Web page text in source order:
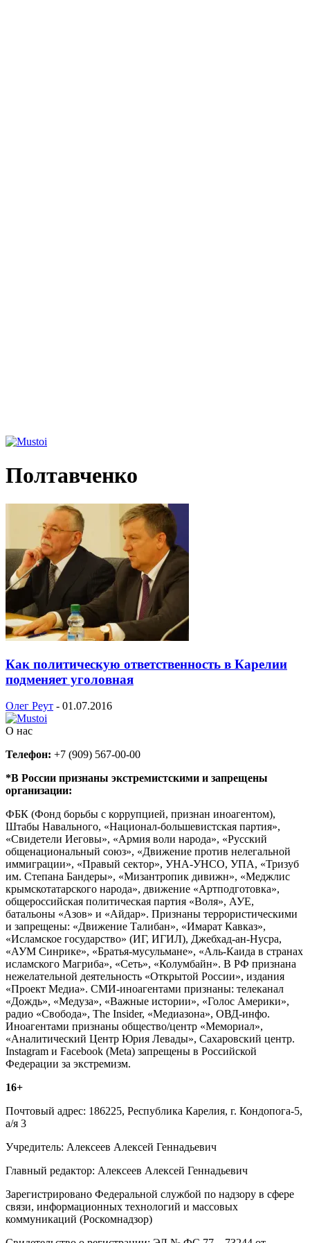
Полтавченко
Как политическую ответственность в Карелии
подменяет уголовная
Олег Реут - 01.07.2016
О нас
Телефон: +7 (909) 567-00-00
*В России признаны экстремистскими и запрещены
организации:
ФБК (Фонд борьбы с коррупцией, признан иноагентом),
Штабы Навального, «Национал-большевистская партия»,
«Свидетели Иеговы», «Армия воли народа», «Русский
общенациональный союз», «Движение против нелегальной
иммиграции», «Правый сектор», УНА-УНСО, УПА, «Тризуб
им. Степана Бандеры», «Мизантропик дивижн», «Меджлис
крымскотатарского народа», движение «Артподготовка»,
общероссийская политическая партия «Воля», АУЕ,
батальоны «Азов» и «Айдар». Признаны террористическими
и запрещены: «Движение Талибан», «Имарат Кавказ»,
«Исламское государство» (ИГ, ИГИЛ), Джебхад-ан-Нусра,
«АУМ Синрике», «Братья-мусульмане», «Аль-Каида в странах
исламского Магриба», «Сеть», «Колумбайн». В РФ признана
нежелательной деятельность «Открытой России», издания
«Проект Медиа». СМИ-иноагентами признаны: телеканал
«Дождь», «Медуза», «Важные истории», «Голос Америки»,
радио «Свобода», The Insider, «Медиазона», ОВД-инфо.
Иноагентами признаны общество/центр «Мемориал»,
«Аналитический Центр Юрия Левады», Сахаровский центр.
Instagram и Facebook (Metа) запрещены в Российской
Федерации за экстремизм.
16+
Почтовый адрес: 186225, Республика Карелия, г. Кондопога-5,
а/я 3
Учредитель: Алексеев Алексей Геннадьевич
Главный редактор: Алексеев Алексей Геннадьевич
Зарегистрировано Федеральной службой по надзору в сфере
связи, информационных технологий и массовых
коммуникаций (Роскомнадзор)